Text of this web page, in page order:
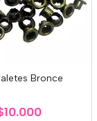
Bronce